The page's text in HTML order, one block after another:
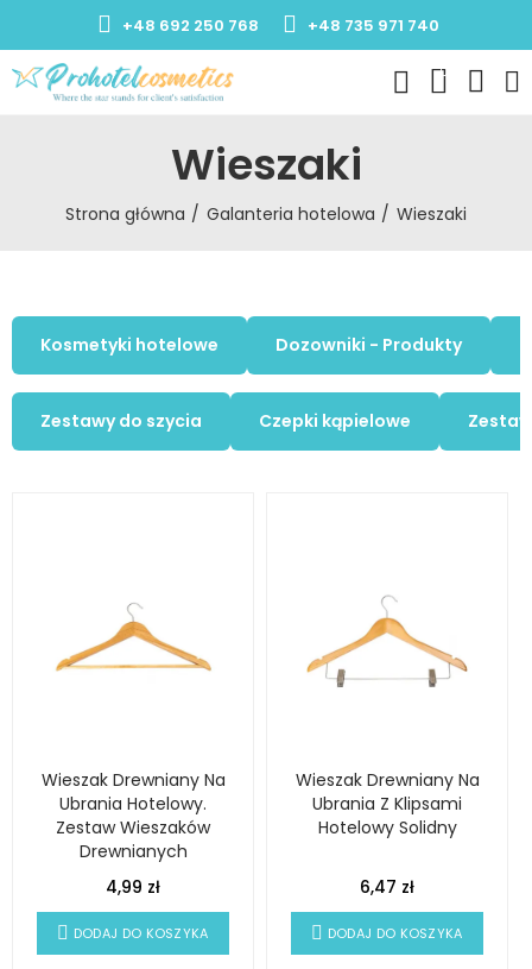
+48 692 250 768 +48 735 971 740
0
Wieszaki
Strona główna Galanteria hotelowa Wieszaki
Kosmetyki hotelowe Dozowniki - Produkty
Zestawy do szycia Czepki kąpielowe
Wieszak Drewniany Na
Ubrania Hotelowy.
Zestaw Wieszaków
Drewnianych
4,99 zł
DODAJ DO KOSZYKA
Wieszak Drewniany Na
Ubrania Z Klipsami
Hotelowy Solidny
6,47 zł
DODAJ DO KOSZYKA